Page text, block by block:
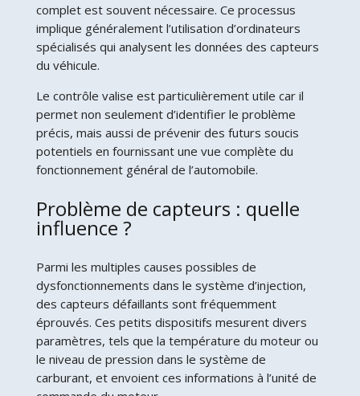
complet est souvent nécessaire. Ce processus
implique généralement l’utilisation d’ordinateurs
spécialisés qui analysent les données des capteurs
du véhicule.
Le contrôle valise est particulièrement utile car il
permet non seulement d’identifier le problème
précis, mais aussi de prévenir des futurs soucis
potentiels en fournissant une vue complète du
fonctionnement général de l’automobile.
Problème de capteurs : quelle
influence ?
Parmi les multiples causes possibles de
dysfonctionnements dans le système d’injection,
des capteurs défaillants sont fréquemment
éprouvés. Ces petits dispositifs mesurent divers
paramètres, tels que la température du moteur ou
le niveau de pression dans le système de
carburant, et envoient ces informations à l’unité de